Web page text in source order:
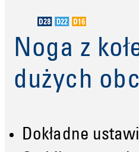
Noga z
dużych
Dokładne